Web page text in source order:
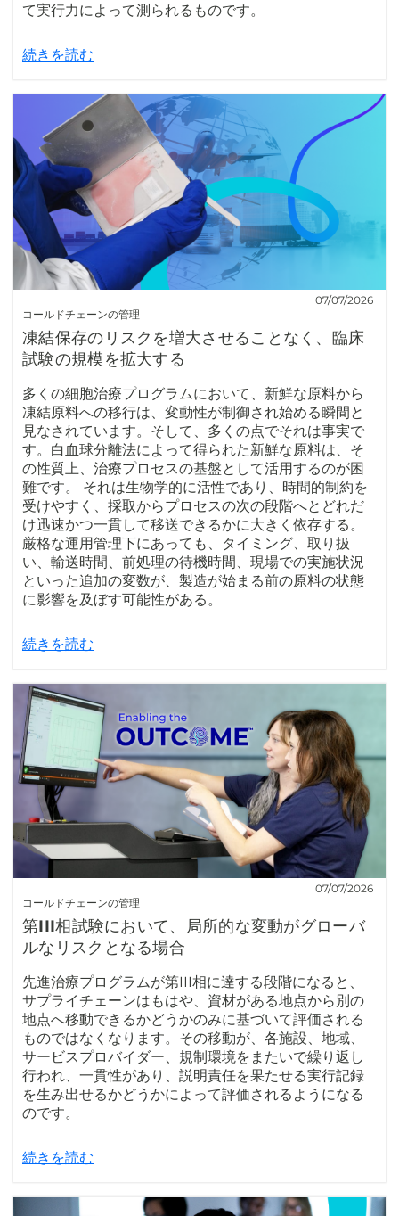
て実行力によって測られるものです。
続きを読む
コールドチェーンの管理
07/07/2026
凍結保存のリスクを増大させることなく、臨床
試験の規模を拡大する
多くの細胞治療プログラムにおいて、新鮮な原料から
凍結原料への移行は、変動性が制御され始める瞬間と
見なされています。そして、多くの点でそれは事実で
す。白血球分離法によって得られた新鮮な原料は、そ
の性質上、治療プロセスの基盤として活用するのが困
難です。 それは生物学的に活性であり、時間的制約を
受けやすく、採取からプロセスの次の段階へとどれだ
け迅速かつ一貫して移送できるかに大きく依存する。
厳格な運用管理下にあっても、タイミング、取り扱
い、輸送時間、前処理の待機時間、現場での実施状況
といった追加の変数が、製造が始まる前の原料の状態
に影響を及ぼす可能性がある。
続きを読む
コールドチェーンの管理
07/07/2026
第III相試験において、局所的な変動がグローバ
ルなリスクとなる場合
先進治療プログラムが第III相に達する段階になると、
サプライチェーンはもはや、資材がある地点から別の
地点へ移動できるかどうかのみに基づいて評価される
ものではなくなります。その移動が、各施設、地域、
サービスプロバイダー、規制環境をまたいで繰り返し
行われ、一貫性があり、説明責任を果たせる実行記録
を生み出せるかどうかによって評価されるようになる
のです。
続きを読む